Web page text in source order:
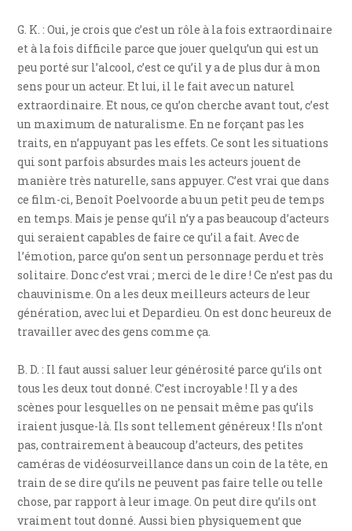
G. K. : Oui, je crois que c’est un rôle à la fois extraordinaire
et à la fois difficile parce que jouer quelqu’un qui est un
peu porté sur l’alcool, c’est ce qu’il y a de plus dur à mon
sens pour un acteur. Et lui, il le fait avec un naturel
extraordinaire. Et nous, ce qu’on cherche avant tout, c’est
un maximum de naturalisme. En ne forçant pas les
traits, en n’appuyant pas les effets. Ce sont les situations
qui sont parfois absurdes mais les acteurs jouent de
manière très naturelle, sans appuyer. C’est vrai que dans
ce film-ci, Benoît Poelvoorde a bu un petit peu de temps
en temps. Mais je pense qu’il n’y a pas beaucoup d’acteurs
qui seraient capables de faire ce qu’il a fait. Avec de
l’émotion, parce qu’on sent un personnage perdu et très
solitaire. Donc c’est vrai ; merci de le dire ! Ce n’est pas du
chauvinisme. On a les deux meilleurs acteurs de leur
génération, avec lui et Depardieu. On est donc heureux de
travailler avec des gens comme ça.
B. D. : Il faut aussi saluer leur générosité parce qu’ils ont
tous les deux tout donné. C’est incroyable ! Il y a des
scènes pour lesquelles on ne pensait même pas qu’ils
iraient jusque-là. Ils sont tellement généreux ! Ils n’ont
pas, contrairement à beaucoup d’acteurs, des petites
caméras de vidéosurveillance dans un coin de la tête, en
train de se dire qu’ils ne peuvent pas faire telle ou telle
chose, par rapport à leur image. On peut dire qu’ils ont
vraiment tout donné. Aussi bien physiquement que